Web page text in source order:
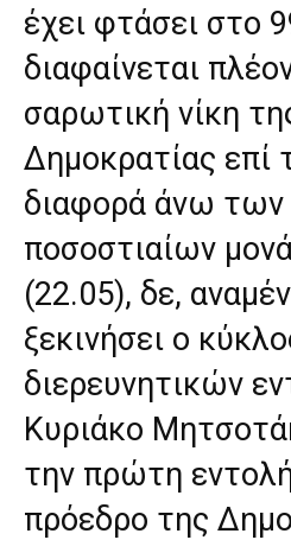
έχει φτάσει στο
διαφαίνεται
σαρωτική νίκη
Δημοκρατίας επί
διαφορά άνω των
ποσοστιαίων
(22.05), δε,
ξεκινήσει ο
διερευνητικών
Κυριάκο
την πρώτη
πρόεδρο της